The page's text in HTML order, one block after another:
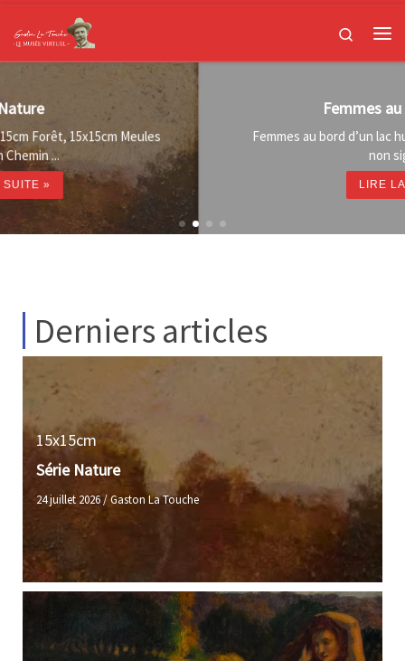
Passer au contenu Search
Femmes au bord d'un lac
Femmes au bord d’un lac huile sur toile (restaurations),
non signée, ...
LIRE LA SUITE »
Derniers articles
15x15cm
Série Nature
24 juillet 2026/Gaston La Touche